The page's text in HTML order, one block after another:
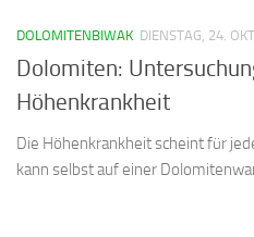
DOLOMITENBIWAK DIENSTAG, 24.
Dolomiten:
Höhenkrankheit
Die Höhenkrankheit scheint für
kann selbst auf einer